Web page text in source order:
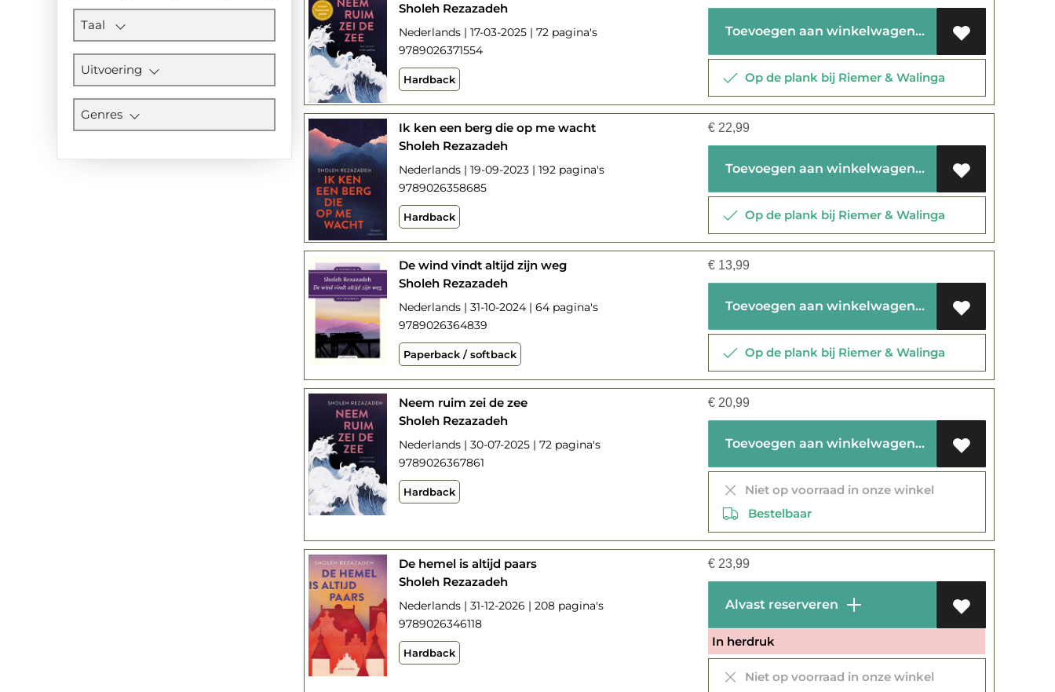
Taal
Uitvoering
Genres
Sholeh Rezazadeh
Nederlands | 17-03-2025 | 72 pagina's
9789026371554
Hardback
Toevoegen aan winkelwagen
Op de plank bij Riemer & Walinga
Ik ken een berg die op me wacht
Sholeh Rezazadeh
Nederlands | 19-09-2023 | 192 pagina's
9789026358685
Hardback
€ 22,99
Toevoegen aan winkelwagen
Op de plank bij Riemer & Walinga
De wind vindt altijd zijn weg
Sholeh Rezazadeh
Nederlands | 31-10-2024 | 64 pagina's
9789026364839
Paperback / softback
€ 13,99
Toevoegen aan winkelwagen
Op de plank bij Riemer & Walinga
Neem ruim zei de zee
Sholeh Rezazadeh
Nederlands | 30-07-2025 | 72 pagina's
9789026367861
Hardback
€ 20,99
Toevoegen aan winkelwagen
Niet op voorraad in onze winkel
Bestelbaar
De hemel is altijd paars
Sholeh Rezazadeh
Nederlands | 31-12-2026 | 208 pagina's
9789026346118
Hardback
€ 23,99
Alvast reserveren
In herdruk
Niet op voorraad in onze winkel